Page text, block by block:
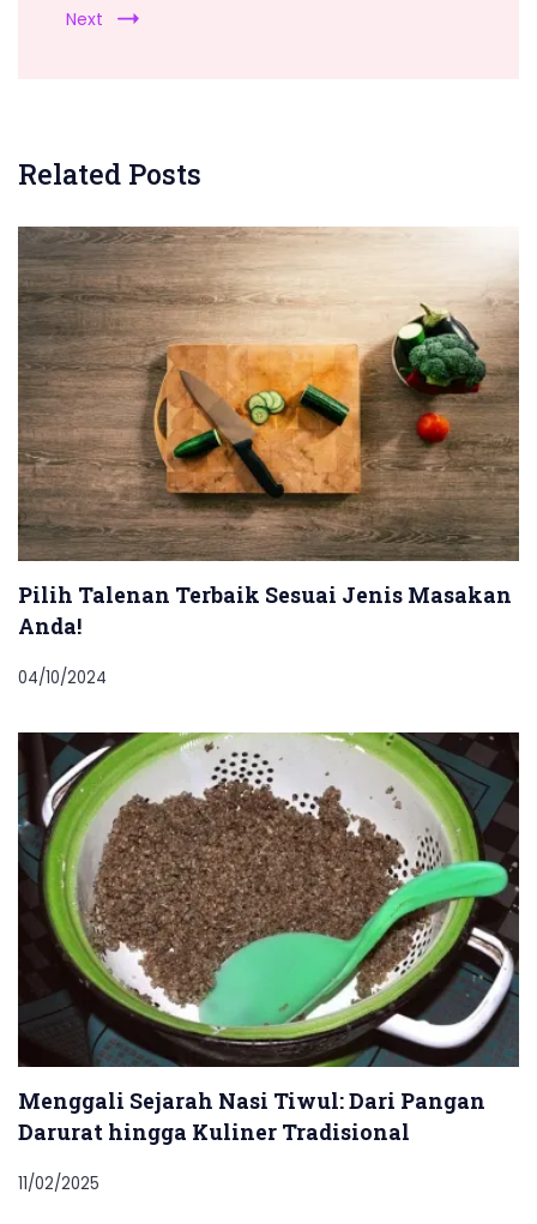
Next
Related Posts
Pilih Talenan Terbaik Sesuai Jenis Masakan
Anda!
04/10/2024
Menggali Sejarah Nasi Tiwul: Dari Pangan
Darurat hingga Kuliner Tradisional
11/02/2025